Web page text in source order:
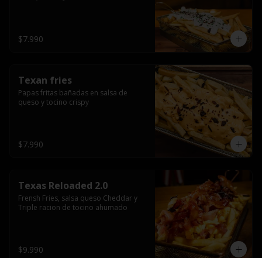
$7.990
Texan fries
Papas fritas bañadas en salsa de
queso y tocino crispy
$7.990
Texas Reloaded 2.0
Frensh Fries, salsa queso Cheddar y
Triple racion de tocino ahumado
$9.990